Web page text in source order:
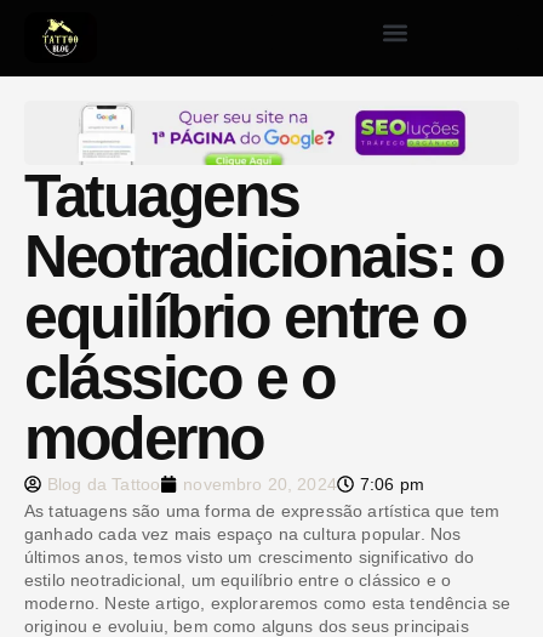
Tatuagens
Neotradicionais: o
equilíbrio entre o
clássico e o
moderno
Blog da Tattoo novembro 20, 2024
7:06 pm
As tatuagens são uma forma de expressão artística que tem
ganhado cada vez mais espaço na cultura popular. Nos
últimos anos, temos visto um crescimento significativo do
estilo neotradicional, um equilíbrio entre o clássico e o
moderno. Neste artigo, exploraremos como esta tendência se
originou e evoluiu, bem como alguns dos seus principais